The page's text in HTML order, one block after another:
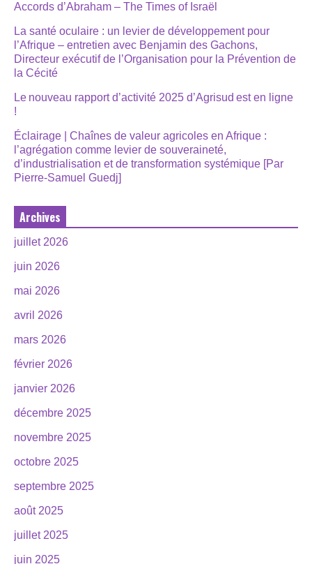
Accords d’Abraham – The Times of Israël
La santé oculaire : un levier de développement pour
l’Afrique – entretien avec Benjamin des Gachons,
Directeur exécutif de l’Organisation pour la Prévention de
la Cécité
Le nouveau rapport d’activité 2025 d’Agrisud est en ligne
!
Éclairage | Chaînes de valeur agricoles en Afrique :
l’agrégation comme levier de souveraineté,
d’industrialisation et de transformation systémique [Par
Pierre-Samuel Guedj]
Archives
juillet 2026
juin 2026
mai 2026
avril 2026
mars 2026
février 2026
janvier 2026
décembre 2025
novembre 2025
octobre 2025
septembre 2025
août 2025
juillet 2025
juin 2025